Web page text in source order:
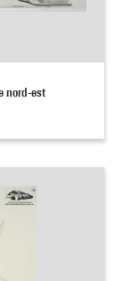
nord-est